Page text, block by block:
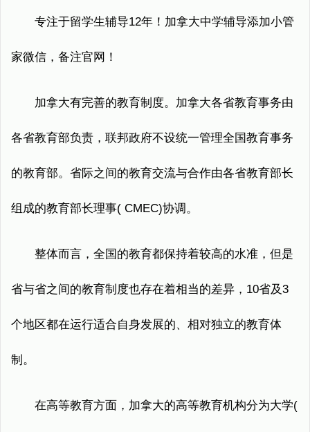
专注于留学生辅导12年！加拿大中学辅导添加小管
家微信，备注官网！
加拿大有完善的教育制度。加拿大各省教育事务由
各省教育部负责，联邦政府不设统一管理全国教育事务
的教育部。省际之间的教育交流与合作由各省教育部长
组成的教育部长理事( CMEC)协调。
整体而言，全国的教育都保持着较高的水准，但是
省与省之间的教育制度也存在着相当的差异，10省及3
个地区都在运行适合自身发展的、相对独立的教育体
制。
在高等教育方面，加拿大的高等教育机构分为大学(